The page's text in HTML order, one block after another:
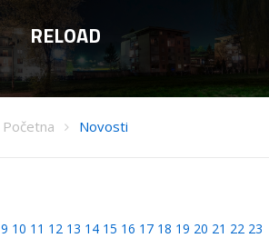
RELOAD
Početna Novosti
9 10 11 12 13 14 15 16 17 18 19 20 21 22 23